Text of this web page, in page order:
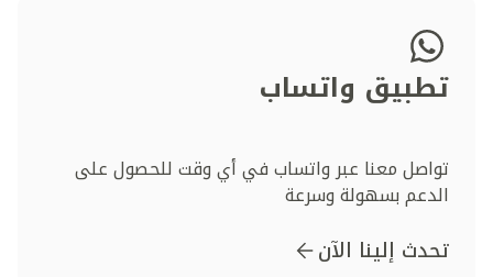
تطبيق واتساب
تواصل معنا عبر واتساب في أي وقت للحصول على
الدعم بسهولة وسرعة
تحدث إلينا الآن